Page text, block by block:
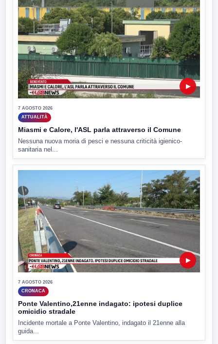
▶
7 AGOSTO 2026
ATTUALITÀ
Miasmi e Calore, l'ASL parla attraverso il Comune
Nessuna nuova moria di pesci e nessuna criticità igienico-
sanitaria nel...
▶
7 AGOSTO 2026
CRONACA
Ponte Valentino,21enne indagato: ipotesi duplice
omicidio stradale
Incidente mortale a Ponte Valentino, indagato il 21enne alla
guida...